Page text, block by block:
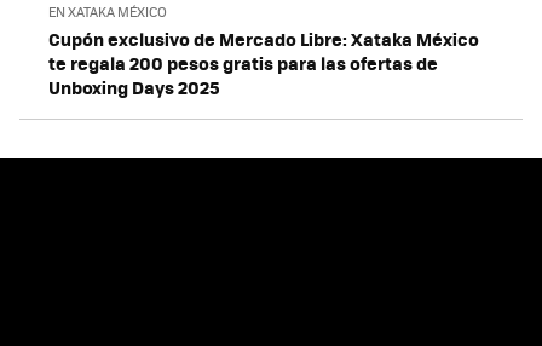
EN XATAKA MÉXICO
Cupón exclusivo de Mercado Libre: Xataka México
te regala 200 pesos gratis para las ofertas de
Unboxing Days 2025